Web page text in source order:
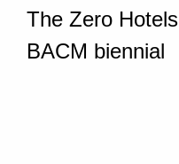
The Zero Hotels
BACM biennial